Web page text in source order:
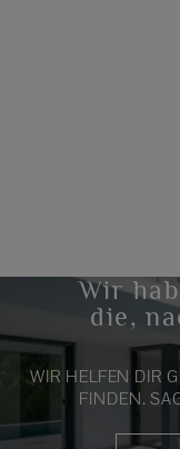
Wir
die,
WIR HELFEN DIR
FINDEN.